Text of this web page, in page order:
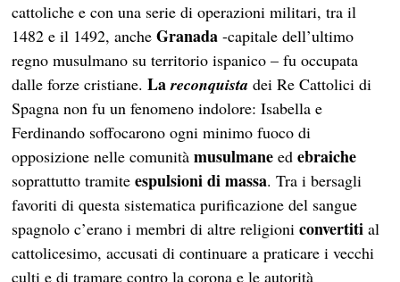
cattoliche e con una serie di operazioni militari, tra il
1482 e il 1492, ancheGranada -capitale dell’ultimo
regno musulmano su territorio ispanico – fu occupata
dalle forze cristiane.Lareconquista dei Re Cattolici di
Spagna non fu un fenomeno indolore: Isabella e
Ferdinando soffocarono ogni minimo fuoco di
opposizione nelle comunitàmusulmane edebraiche
soprattutto tramiteespulsioni di massa. Tra i bersagli
favoriti di questa sistematica purificazione del sangue
spagnolo c’erano i membri di altre religioniconvertiti al
cattolicesimo, accusati di continuare a praticare i vecchi
culti e di tramare contro la corona e le autorità